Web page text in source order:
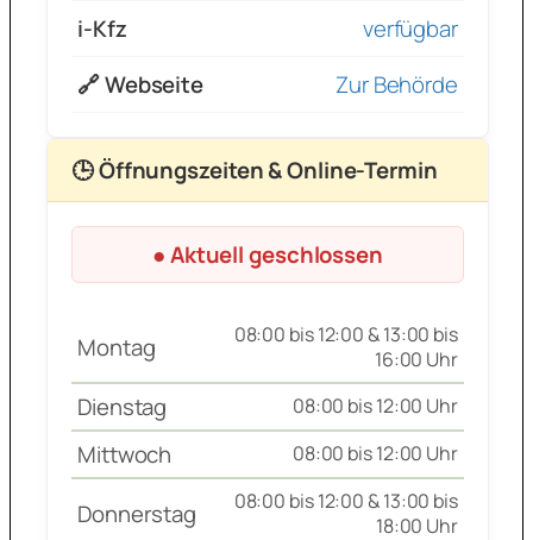
i-Kfz
verfügbar
🔗 Webseite
Zur Behörde
🕒 Öffnungszeiten & Online-Termin
● Aktuell geschlossen
Montag
08:00 bis 12:00 & 13:00 bis
16:00 Uhr
Dienstag 08:00 bis 12:00 Uhr
Mittwoch 08:00 bis 12:00 Uhr
Donnerstag
08:00 bis 12:00 & 13:00 bis
18:00 Uhr